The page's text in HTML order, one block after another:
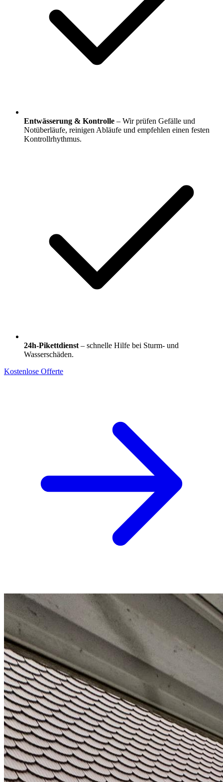
Entwässerung & Kontrolle – Wir prüfen Gefälle und
Notüberläufe, reinigen Abläufe und empfehlen einen festen
Kontrollrhythmus.
24h-Pikettdienst – schnelle Hilfe bei Sturm- und
Wasserschäden.
Kostenlose Offerte